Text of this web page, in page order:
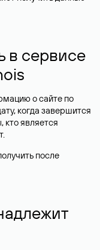
в сервисе
о сайте по
когда завершится
кто является
после